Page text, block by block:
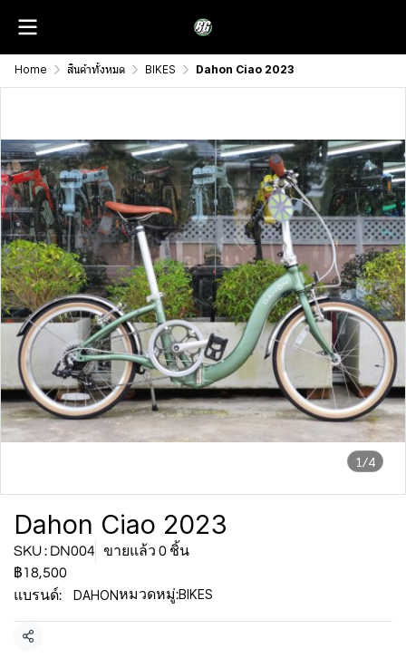
Home สินค้าทั้งหมด BIKES Dahon Ciao 2023
1/4
Dahon Ciao 2023
SKU : DN004 ขายแล้ว 0 ชิ้น
฿18,500
แบรนด์:
DAHONหมวดหมู่:BIKES
แชร์